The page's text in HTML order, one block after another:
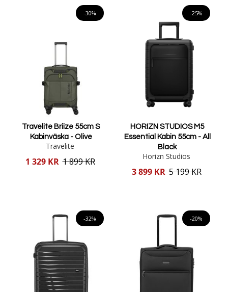
-30%
Travelite Briize 55cm S
Kabinväska - Olive
Travelite
Reducerat
1 329 KR 1 899 KR
-25%
HORIZN STUDIOS M5
Essential Kabin 55cm - All
Black
Horizn Studios
Reducerat
3 899 KR 5 199 KR
-32% -20%